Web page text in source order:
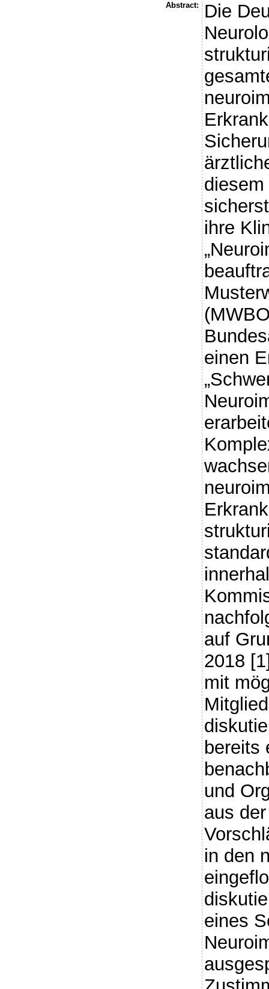
Abstract:
Die
ihre
einen
auf
2018
mit
bereits
und
aus
in den
eines